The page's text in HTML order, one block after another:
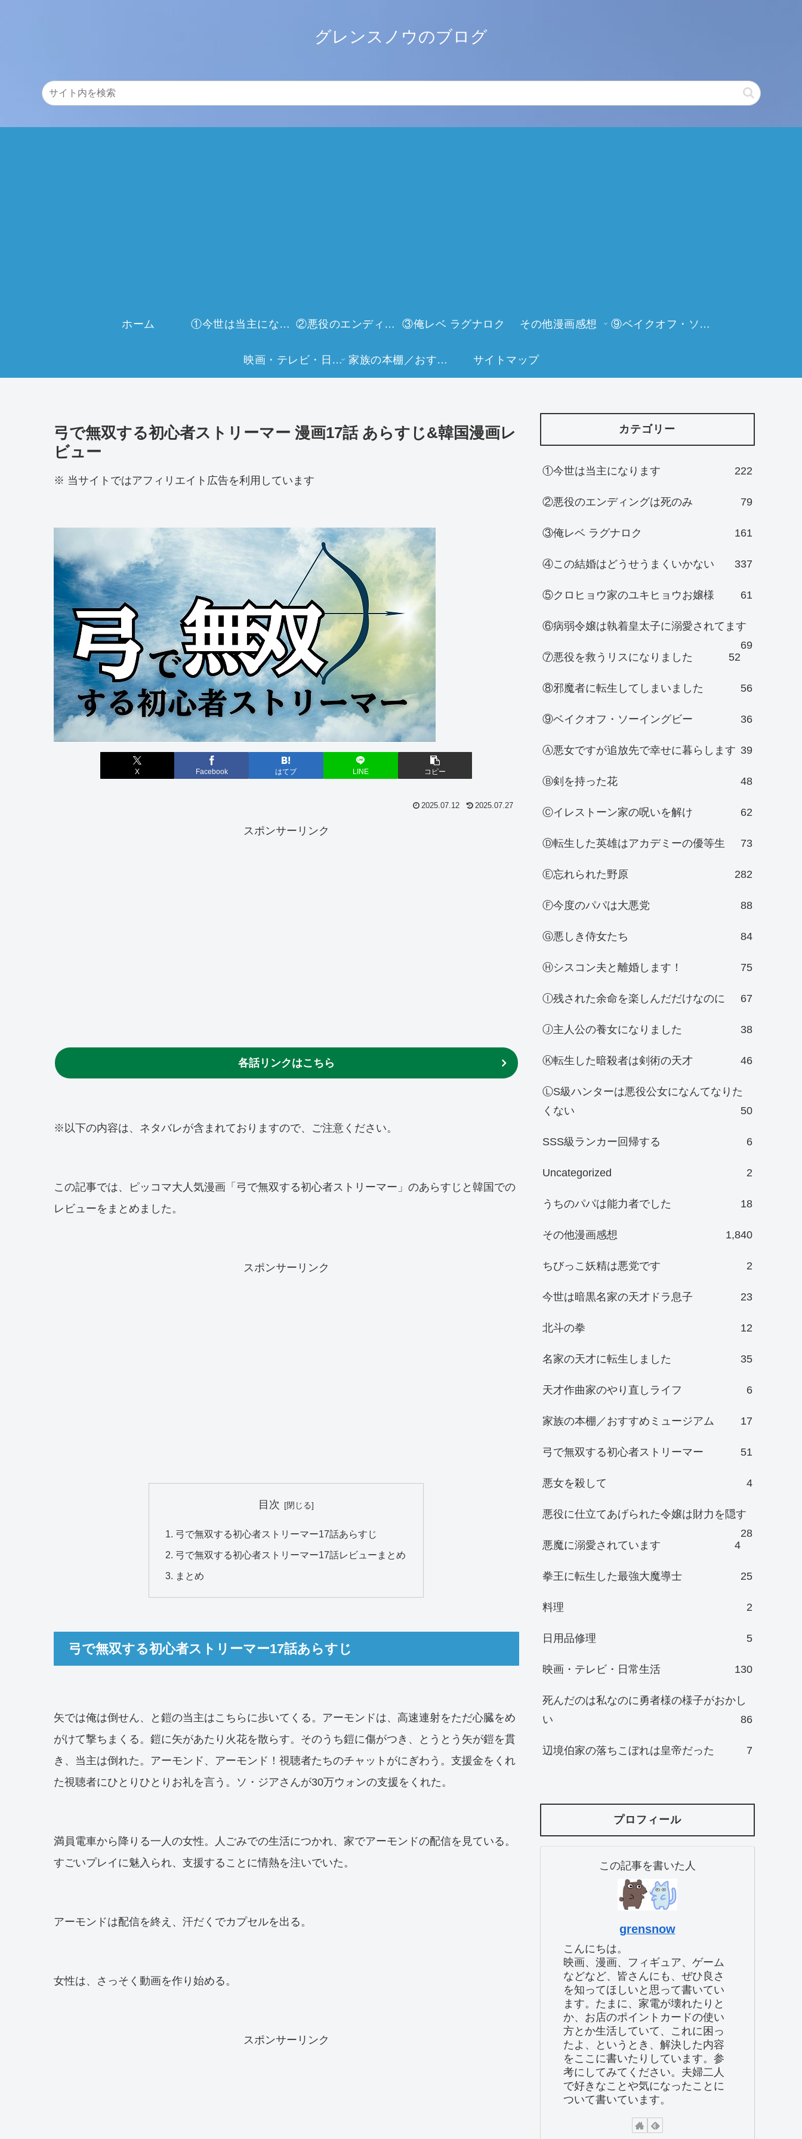
グレンスノウのブログ
ホーム ①今世は当主になります ②悪役のエンディングは死のみ ③俺レベ ラグナロク その他漫画感想 ⑨ベイクオフ・ソーイングビー
映画・テレビ・日常生活 家族の本棚／おすすめミュージアム サイトマップ
弓で無双する初心者ストリーマー 漫画17話 あらすじ&韓国漫画レ
ビュー
※ 当サイトではアフィリエイト広告を利用しています
X Facebook はてブ LINE コピー
2025.07.12 2025.07.27
スポンサーリンク
各話リンクはこちら
※以下の内容は、ネタバレが含まれておりますので、ご注意ください。
この記事では、ピッコマ大人気漫画「弓で無双する初心者ストリーマー」のあらすじと韓国での
レビューをまとめました。
スポンサーリンク
目次
弓で無双する初心者ストリーマー17話あらすじ
弓で無双する初心者ストリーマー17話レビューまとめ
まとめ
弓で無双する初心者ストリーマー17話あらすじ
矢では俺は倒せん、と鎧の当主はこちらに歩いてくる。アーモンドは、高速連射をただ心臓をめ
がけて撃ちまくる。鎧に矢があたり火花を散らす。そのうち鎧に傷がつき、とうとう矢が鎧を貫
き、当主は倒れた。アーモンド、アーモンド！視聴者たちのチャットがにぎわう。支援金をくれ
た視聴者にひとりひとりお礼を言う。ソ・ジアさんが30万ウォンの支援をくれた。
満員電車から降りる一人の女性。人ごみでの生活につかれ、家でアーモンドの配信を見ている。
すごいプレイに魅入られ、支援することに情熱を注いでいた。
アーモンドは配信を終え、汗だくでカプセルを出る。
女性は、さっそく動画を作り始める。
スポンサーリンク
カテゴリー
①今世は当主になります 222
②悪役のエンディングは死のみ 79
③俺レベ ラグナロク 161
④この結婚はどうせうまくいかない 337
⑤クロヒョウ家のユキヒョウお嬢様 61
⑥病弱令嬢は執着皇太子に溺愛されてます
69
⑦悪役を救うリスになりました
52
⑧邪魔者に転生してしまいました 56
⑨ベイクオフ・ソーイングビー 36
Ⓐ悪女ですが追放先で幸せに暮らします 39
Ⓑ剣を持った花 48
Ⓒイレストーン家の呪いを解け 62
Ⓓ転生した英雄はアカデミーの優等生 73
Ⓔ忘れられた野原 282
Ⓕ今度のパパは大悪党 88
Ⓖ悪しき侍女たち 84
Ⓗシスコン夫と離婚します！ 75
Ⓘ残された余命を楽しんだだけなのに 67
Ⓙ主人公の養女になりました 38
Ⓚ転生した暗殺者は剣術の天才 46
ⓁS級ハンターは悪役公女になんてなりた
くない
50
SSS級ランカー回帰する 6
Uncategorized 2
うちのパパは能力者でした 18
その他漫画感想 1,840
ちびっこ妖精は悪党です 2
今世は暗黒名家の天才ドラ息子 23
北斗の拳 12
名家の天才に転生しました 35
天才作曲家のやり直しライフ 6
家族の本棚／おすすめミュージアム 17
弓で無双する初心者ストリーマー 51
悪女を殺して 4
悪役に仕立てあげられた令嬢は財力を隠す
28
悪魔に溺愛されています
4
拳王に転生した最強大魔導士 25
料理 2
日用品修理 5
映画・テレビ・日常生活 130
死んだのは私なのに勇者様の様子がおかし
い
86
辺境伯家の落ちこぼれは皇帝だった 7
プロフィール
この記事を書いた人
grensnow
こんにちは。
映画、漫画、フィギュア、ゲーム
などなど、皆さんにも、ぜひ良さ
を知ってほしいと思って書いてい
ます。たまに、家電が壊れたりと
か、お店のポイントカードの使い
方とか生活していて、これに困っ
たよ、というとき、解決した内容
をここに書いたりしています。参
考にしてみてください。夫婦二人
で好きなことや気になったことに
ついて書いています。